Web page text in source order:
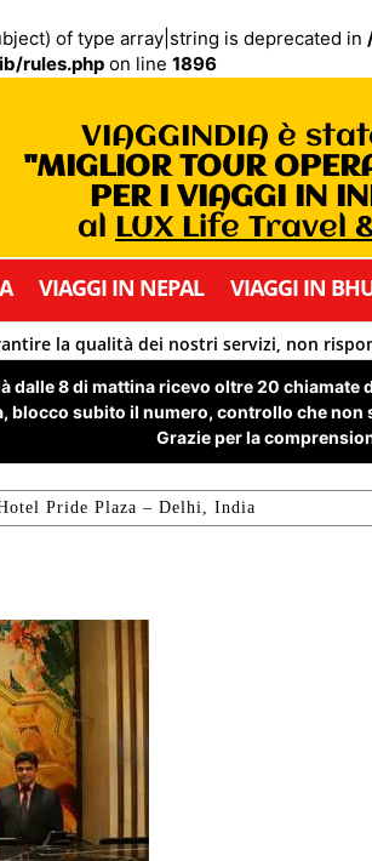
of type array|string is deprecated in
rules.php on line 1896
VIAGGINDIA è
"MIGLIOR TOUR
PER I VIAGGI IN
al LUX Life Travel
VIAGGI IN NEPAL VIAGGI IN
la qualità dei nostri servizi, non
dalle 8 di mattina ricevo oltre 20 chiamate
blocco subito il numero, controllo che
Grazie per la
Pride Plaza – Delhi, India